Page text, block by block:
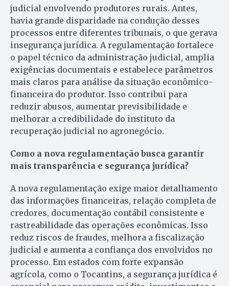
judicial envolvendo produtores rurais. Antes,
havia grande disparidade na condução desses
processos entre diferentes tribunais, o que gerava
insegurança jurídica. A regulamentação fortalece
o papel técnico da administração judicial, amplia
exigências documentais e estabelece parâmetros
mais claros para análise da situação econômico-
financeira do produtor. Isso contribui para
reduzir abusos, aumentar previsibilidade e
melhorar a credibilidade do instituto da
recuperação judicial no agronegócio.
Como a nova regulamentação busca garantir
mais transparência e segurança jurídica?
A nova regulamentação exige maior detalhamento
das informações financeiras, relação completa de
credores, documentação contábil consistente e
rastreabilidade das operações econômicas. Isso
reduz riscos de fraudes, melhora a fiscalização
judicial e aumenta a confiança dos envolvidos no
processo. Em estados com forte expansão
agrícola, como o Tocantins, a segurança jurídica é